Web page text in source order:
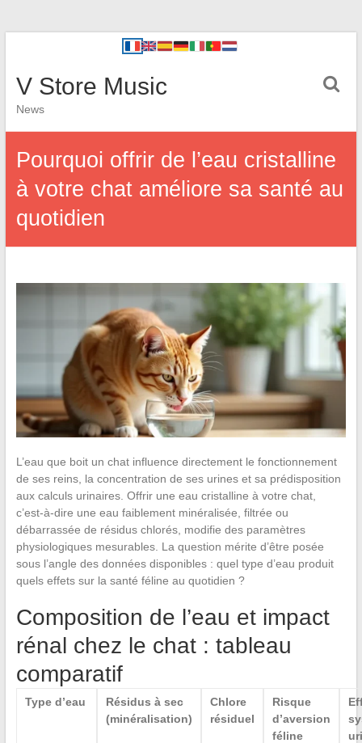
V Store Music
News
Pourquoi offrir de l’eau cristalline
à votre chat améliore sa santé au
quotidien
L’eau que boit un chat influence directement le fonctionnement
de ses reins, la concentration de ses urines et sa prédisposition
aux calculs urinaires. Offrir une eau cristalline à votre chat,
c’est-à-dire une eau faiblement minéralisée, filtrée ou
débarrassée de résidus chlorés, modifie des paramètres
physiologiques mesurables. La question mérite d’être posée
sous l’angle des données disponibles : quel type d’eau produit
quels effets sur la santé féline au quotidien ?
Composition de l’eau et impact
rénal chez le chat : tableau
comparatif
Type d’eau
Résidus à sec
(minéralisation)
Chlore
résiduel
Risque
d’aversion
féline